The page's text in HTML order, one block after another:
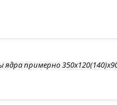
примерно